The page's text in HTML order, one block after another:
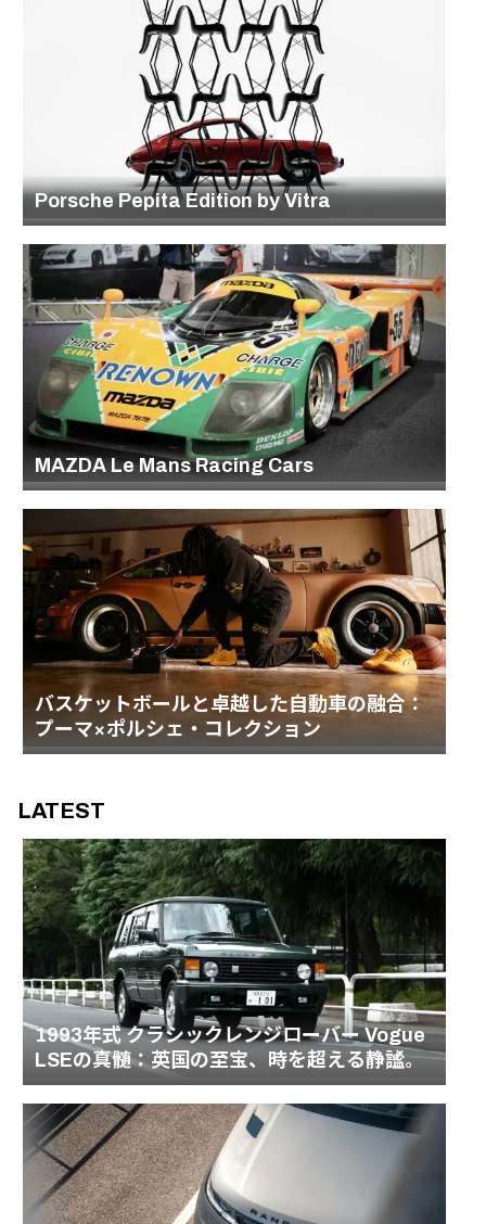
Porsche Pepita Edition by Vitra
MAZDA Le Mans Racing Cars
バスケットボールと卓越した自動車の融合：
プーマ×ポルシェ・コレクション
LATEST
1993年式 クラシックレンジローバー Vogue
LSEの真髄：英国の至宝、時を超える静謐。